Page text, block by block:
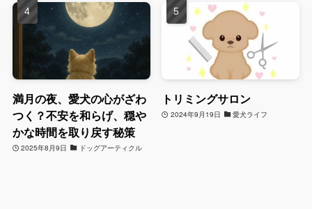
満月の夜、愛犬の心がざわ
つく？不安を和らげ、穏や
かな時間を取り戻す秘策
2025年8月9日 ドッグアーティクル
トリミングサロン
2024年9月19日 愛犬ライフ